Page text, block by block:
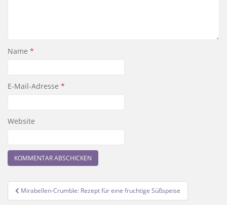
Name *
E-Mail-Adresse *
Website
Beitragsnavigation
Mirabellen-Crumble: Rezept für eine fruchtige Süßspeise